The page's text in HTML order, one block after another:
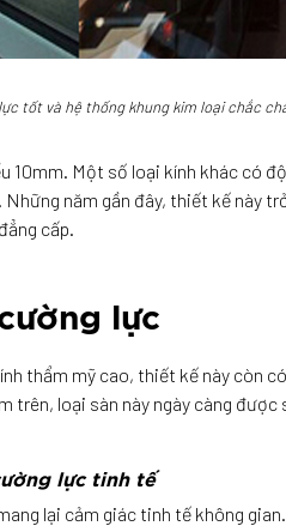
tốt và hệ thống khung kim loại chắc
Một số loại kính khác có
năm gần đây, thiết kế này
cấp.
lực
thẩm mỹ cao, thiết kế này còn
trên, loại sàn này ngày càng được
lực tinh tế
lại cảm giác tinh tế không